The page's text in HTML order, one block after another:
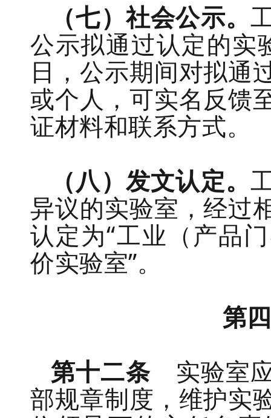
（七）社会公示。
公示拟通过认定的实
日 ， 公示期间对拟通
或个人，可实名反馈
证材料和联系方式。
（八） 发文认定。
异议的实验室，经过
认定为“工业（产品
价实验室”。
第
第十二条
实验室
部规章制度， 维护实